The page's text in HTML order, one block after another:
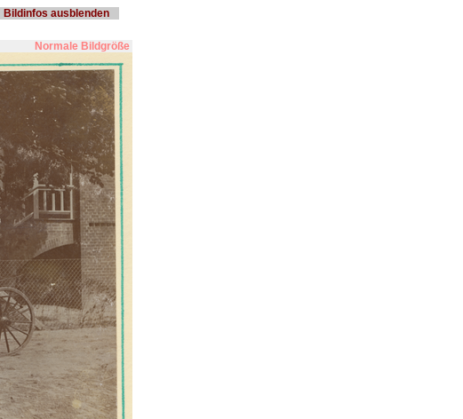
Bildinfos ausblenden
Normale Bildgröße